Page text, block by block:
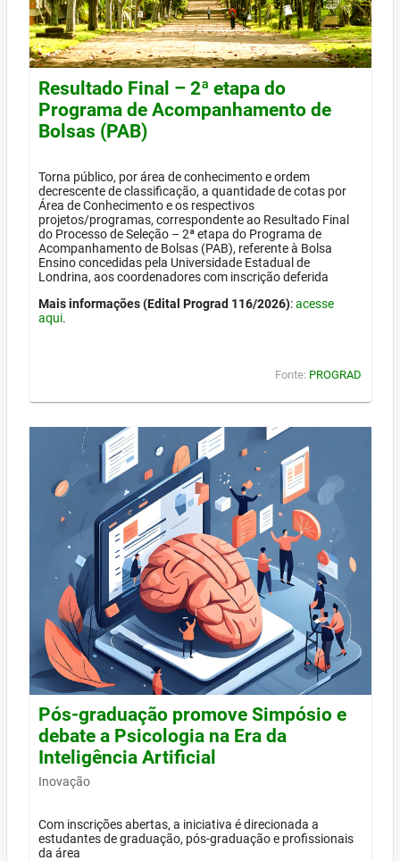
Resultado Final – 2ª etapa do
Programa de Acompanhamento de
Bolsas (PAB)
Torna público, por área de conhecimento e ordem
decrescente de classificação, a quantidade de cotas por
Área de Conhecimento e os respectivos
projetos/programas, correspondente ao Resultado Final
do Processo de Seleção – 2ª etapa do Programa de
Acompanhamento de Bolsas (PAB), referente à Bolsa
Ensino concedidas pela Universidade Estadual de
Londrina, aos coordenadores com inscrição deferida
Mais informações (Edital Prograd 116/2026):acesse
aqui.
Fonte: PROGRAD
Pós-graduação promove Simpósio e
debate a Psicologia na Era da
Inteligência Artificial
Inovação
Com inscrições abertas, a iniciativa é direcionada a
estudantes de graduação, pós-graduação e profissionais
da área